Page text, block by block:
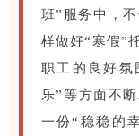
班”服务中，
样做好“寒假”
职工的良好氛
乐”等方面不
一份“稳稳的